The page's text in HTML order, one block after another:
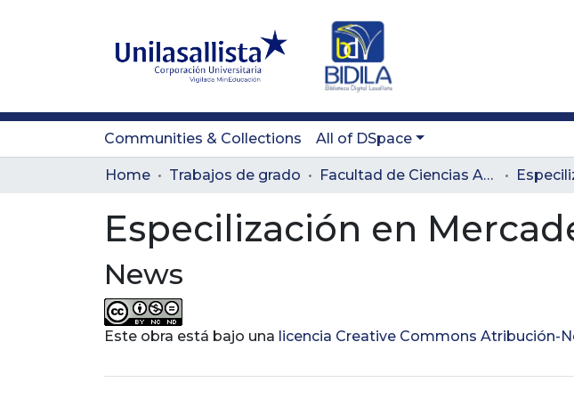
Communities & Collections All of DSpace
Home Trabajos de grado Facultad de Ciencias Administrativas y Agropecuarias
Especilización en
News
Este obra está bajo una licencia Creative Commons Atribución-